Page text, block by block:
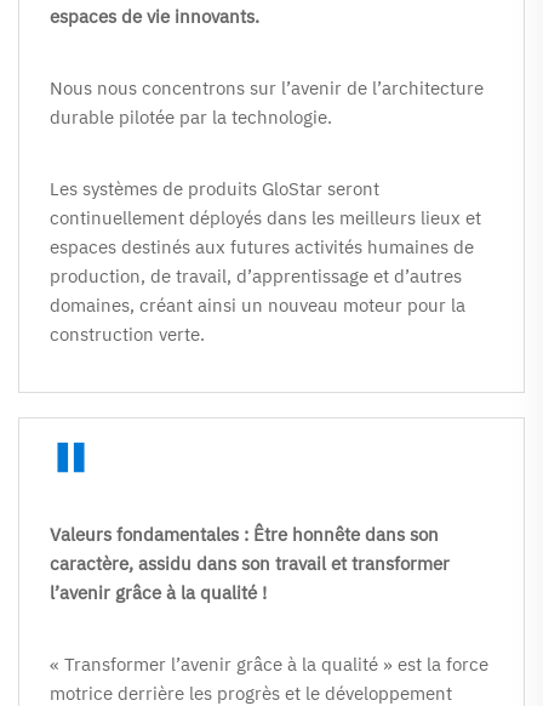
espaces de vie innovants.
Nous nous concentrons sur l’avenir de l’architecture
durable pilotée par la technologie.
Les systèmes de produits GloStar seront
continuellement déployés dans les meilleurs lieux et
espaces destinés aux futures activités humaines de
production, de travail, d’apprentissage et d’autres
domaines, créant ainsi un nouveau moteur pour la
construction verte.
"
Valeurs fondamentales : Être honnête dans son
caractère, assidu dans son travail et transformer
l’avenir grâce à la qualité !
« Transformer l’avenir grâce à la qualité » est la force
motrice derrière les progrès et le développement